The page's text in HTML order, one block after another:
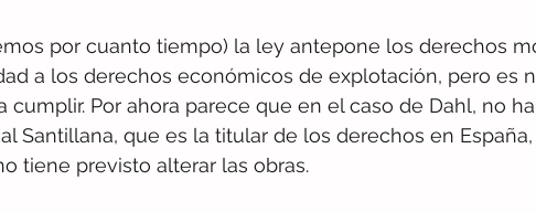
por cuanto tiempo) la ley antepone los derechos
a los derechos económicos de explotación, pero es
cumplir. Por ahora parece que en el caso de Dahl, no
Santillana, que es la titular de los derechos en España,
tiene previsto alterar las obras.